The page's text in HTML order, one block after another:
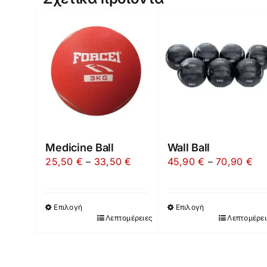
Medicine Ball
25,50 € – 33,50€
33,50 €
Επιλογή
Λεπτομέρειες
Wall Ball
45,90€ – 70,90 €
Επιλογή